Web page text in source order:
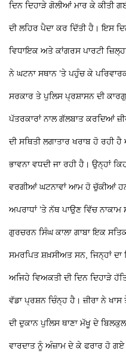
ਦਿਨ ਦਿਹਾੜੇ ਗੋਲੀਆਂ ਮਾਰ ਕੇ
ਦੀ ਲਹਿਰ ਪੈਦਾ ਕਰ ਦਿੱਤੀ ਹੈ। ਇਸ
ਵਿਧਾਇਕ ਅਤੇ ਕਾਂਗਰਸ ਪਾਰਟੀ
ਨੇ ਘਟਨਾ ਸਥਾਨ ’ਤੇ ਪਹੁੰਚ ਕੇ
ਸਰਕਾਰ ਤੇ ਪੁਲਿਸ ਪ੍ਰਸ਼ਾਸਨ ਦੀ
ਪੱਤਰਕਾਰਾਂ ਨਾਲ ਗੱਲਬਾਤ ਕਰਦਿਆਂ
ਦੀ ਸਥਿਤੀ ਲਗਾਤਾਰ ਖਰਾਬ ਹੋ ਰਹੀ
ਭਾਵਨਾ ਵਧਦੀ ਜਾ ਰਹੀ ਹੈ। ਉਨ੍ਹਾਂ
ਵਰਗੀਆਂ ਘਟਨਾਵਾਂ ਆਮ ਹੋ ਚੁੱਕੀਆਂ
ਅਪਰਾਧਾਂ ’ਤੇ ਨੱਥ ਪਾਉਣ ਵਿੱਚ
ਗੁਰਚਰਨ ਸਿੰਘ ਕਾਲਾ ਗਾਬਾ ਇਕ
ਸਮਰਪਿਤ ਸ਼ਖ਼ਸੀਅਤ ਸਨ, ਜਿਨ੍ਹਾਂ
ਅਜਿਹੇ ਵਿਅਕਤੀ ਦੀ ਦਿਨ ਦਿਹਾੜੇ
ਵੱਡਾ ਪ੍ਰਸ਼ਨ ਚਿੰਨ੍ਹ ਹੈ। ਜ਼ੀਰਾ ਨੇ
ਦੀ ਦੁਕਾਨ ਪੁਲਿਸ ਥਾਣਾ ਮੱਖੂ ਦੇ
ਵਾਰਦਾਤ ਨੂੰ ਅੰਜ਼ਾਮ ਦੇ ਕੇ ਫਰਾਰ ਹੋ